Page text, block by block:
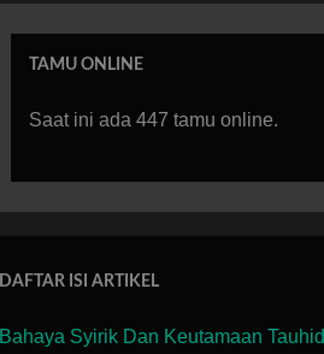
TAMU ONLINE
Saat ini ada 447 tamu online.
DAFTAR ISI ARTIKEL
Bahaya Syirik Dan Keutamaan Tauhid